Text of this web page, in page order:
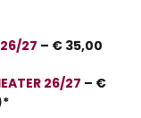
27 – € 35,00
26/27 – €